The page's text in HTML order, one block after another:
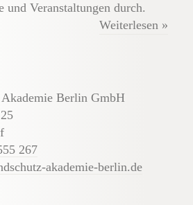
und Veranstaltungen durch.
Weiterlesen »
Berlin GmbH
267
akademie-berlin.de